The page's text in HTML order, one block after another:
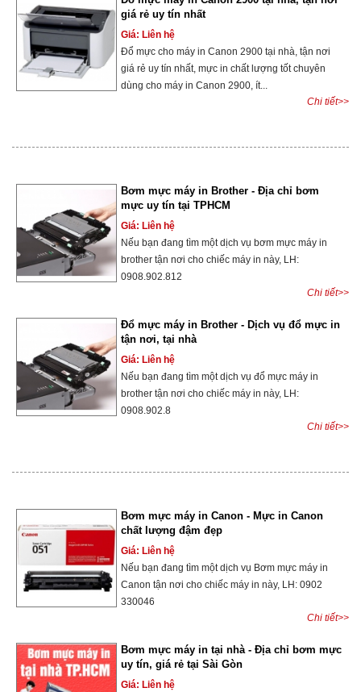
giá rẻ uy tín nhất
Giá: Liên hệ
Đổ mực cho máy in Canon 2900 tại nhà, tận nơi
giá rẻ uy tín nhất, mực in chất lượng tốt chuyên
dùng cho máy in Canon 2900, ít...
Chi tiết>>
Bơm mực máy in Brother - Địa chỉ bơm
mực uy tín tại TPHCM
Giá: Liên hệ
Nếu bạn đang tìm một dịch vụ bơm mực máy in
brother tận nơi cho chiếc máy in này, LH:
0908.902.812
Chi tiết>>
Đổ mực máy in Brother - Dịch vụ đổ mực in
tận nơi, tại nhà
Giá: Liên hệ
Nếu bạn đang tìm một dịch vụ đổ mực máy in
brother tận nơi cho chiếc máy in này, LH:
0908.902.8
Chi tiết>>
Bơm mực máy in Canon - Mực in Canon
chất lượng đậm đẹp
Giá: Liên hệ
Nếu bạn đang tìm một dịch vụ Bơm mực máy in
Canon tận nơi cho chiếc máy in này, LH: 0902
330046
Chi tiết>>
Bơm mực máy in tại nhà - Địa chỉ bơm mực
uy tín, giá rẻ tại Sài Gòn
Giá: Liên hệ